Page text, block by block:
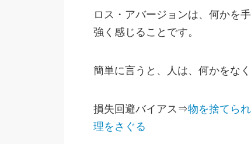
ロス・アバージョンは、何かを
強く感じることです。
簡単に言うと、人は、何かをな
損失回避バイアス⇒物を捨てら
理をさぐる